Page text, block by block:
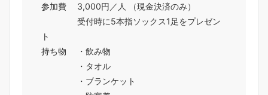
参加費 3,000円／人 （現金決済のみ）
受付時に5本指ソックス1足をプレゼン
ト
持ち物 ・飲み物
・タオル
・ブランケット